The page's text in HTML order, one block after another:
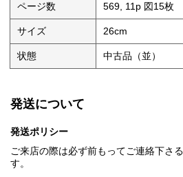
ページ数 569, 11p 図15枚
サイズ 26cm
状態 中古品（並）
発送について
発送ポリシー
ご来店の際は必ず前もってご連絡下さ
す。